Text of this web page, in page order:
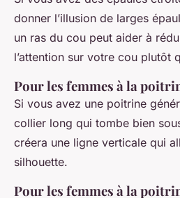
donner l’illusion de larges
un ras du cou peut aider à
l’attention sur votre cou plutôt
Pour les femmes à la
Si vous avez une poitrine
collier long qui tombe bien
créera une ligne verticale qui
silhouette.
Pour les femmes à la